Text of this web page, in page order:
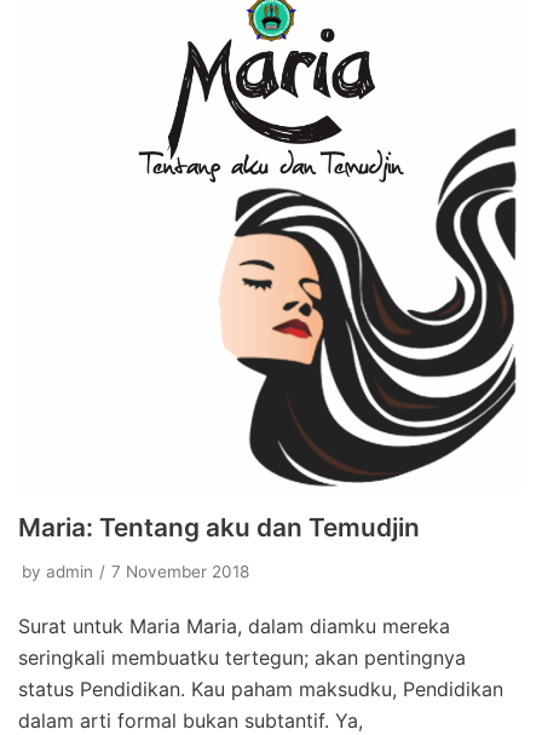
Maria: Tentang aku dan Temudjin
by admin 7 November 2018
Surat untuk Maria Maria, dalam diamku mereka
seringkali membuatku tertegun; akan pentingnya
status Pendidikan. Kau paham maksudku, Pendidikan
dalam arti formal bukan subtantif. Ya,